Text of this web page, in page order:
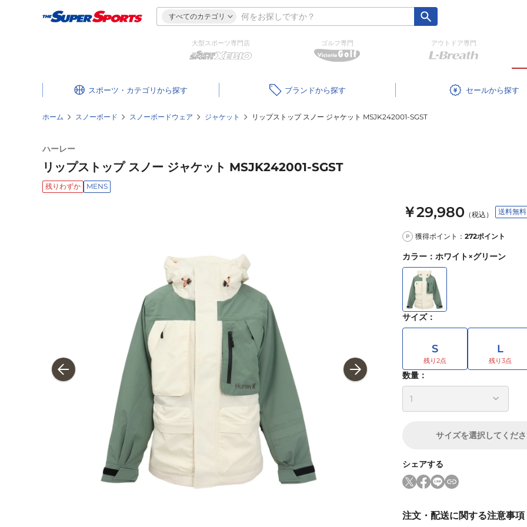
すべてのカテゴリ
大型スポーツ専門店 ゴルフ専門 アウトドア専門
スポーツ・カテゴリ ブランド セール
ホーム スノーボード スノーボードウェア ジャケット リップストップ スノー ジャケット MSJK242001-SGST
ハーレー
リップストップ スノー ジャケット MSJK242001-SGST
残りわずか MENS
￥29,980 （税込） 送料無料
P 獲得ポイント： 272ポイント
カラー ： ホワイト×グリーン
サイズ：
S L
数量：
サイズを選択してくだ
シェアする
注文・配送に関する注意事項